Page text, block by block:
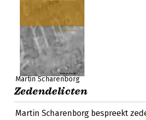
Martin Scharenborg
Zedendelicten
Martin Scharenborg bespreekt